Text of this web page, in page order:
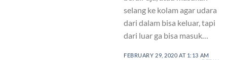
selang ke kolam agar udara
dari dalam bisa keluar, tapi
dari luar ga bisa masuk…
FEBRUARY 29, 2020 AT 1:13 AM